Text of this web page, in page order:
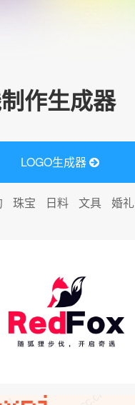
作生成器
LOGO生成器
珠宝 日料 文具 婚礼